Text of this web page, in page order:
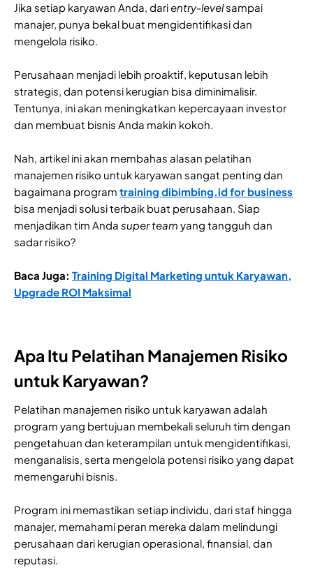
Jika setiap karyawan Anda, darientry-levelsampai
manajer, punya bekal buat mengidentifikasi dan
mengelola risiko.
Perusahaan menjadi lebih proaktif, keputusan lebih
strategis, dan potensi kerugian bisa diminimalisir.
Tentunya, ini akan meningkatkan kepercayaan investor
dan membuat bisnis Anda makin kokoh.
Nah, artikel ini akan membahas alasan pelatihan
manajemen risiko untuk karyawan sangat penting dan
bagaimana program training dibimbing.id for business
bisa menjadi solusi terbaik buat perusahaan. Siap
menjadikan tim Anda super team yang tangguh dan
sadar risiko?
Baca Juga: Training Digital Marketing untuk Karyawan,
Upgrade ROI Maksimal
Apa Itu Pelatihan Manajemen Risiko
untuk Karyawan?
Pelatihan manajemen risiko untuk karyawan adalah
program yang bertujuan membekali seluruh tim dengan
pengetahuan dan keterampilan untuk mengidentifikasi,
menganalisis, serta mengelola potensi risiko yang dapat
memengaruhi bisnis.
Program ini memastikan setiap individu, dari staf hingga
manajer, memahami peran mereka dalam melindungi
perusahaan dari kerugian operasional, finansial, dan
reputasi.